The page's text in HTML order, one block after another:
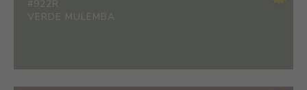
#922R
VERDE MULEMBA